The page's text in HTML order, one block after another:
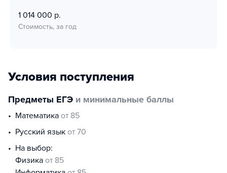
1 014 000 р.
Стоимость, за год
Условия поступления
Предметы ЕГЭ и минимальные баллы
математика от 85
русский язык от 70
На выбор:
физика от 85